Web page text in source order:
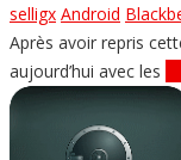
selligx Android
Après avoir repris
aujourd’hui avec les